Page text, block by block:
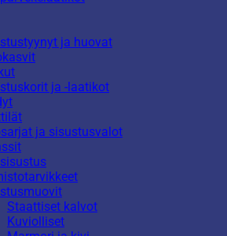
ja huovat
ja -laatikot
ja sisustusvalot
Staattiset kalvot
Kuviolliset